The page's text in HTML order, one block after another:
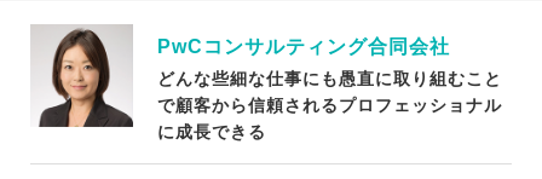
PwCコンサルティング合同会社
どんな些細な仕事にも愚直に取り組むこと
で顧客から信頼されるプロフェッショナル
に成長できる